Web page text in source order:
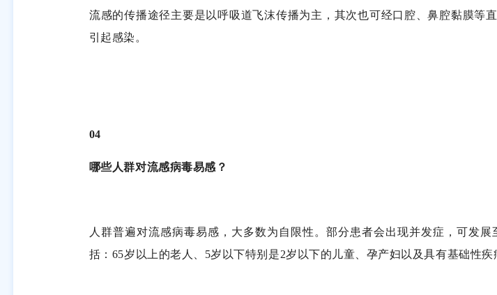
流感的传播途径主要是以呼吸道飞沫传播为主，其次也可经口腔、鼻腔黏膜等
引起感染。
04
哪些人群对流感病毒易感？
人群普遍对流感病毒易感，大多数为自限性。部分患者会出现并发症，可发
括： 65岁以上的老人、 5岁以下特别是2岁以下的儿童、孕产妇以及具有基础性疾